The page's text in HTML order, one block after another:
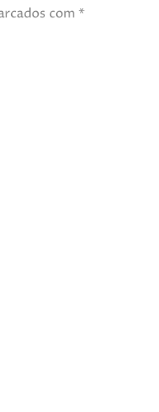
com *